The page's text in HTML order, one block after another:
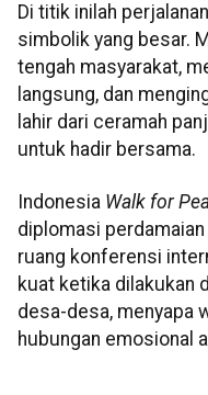
Di titik inilah
simbolik yang besar.
tengah masyarakat,
langsung, dan
lahir dari ceramah
untuk hadir bersama.
Indonesia Walk for
diplomasi
ruang konferensi
kuat ketika dilakukan
desa-desa, menyapa
hubungan emosional